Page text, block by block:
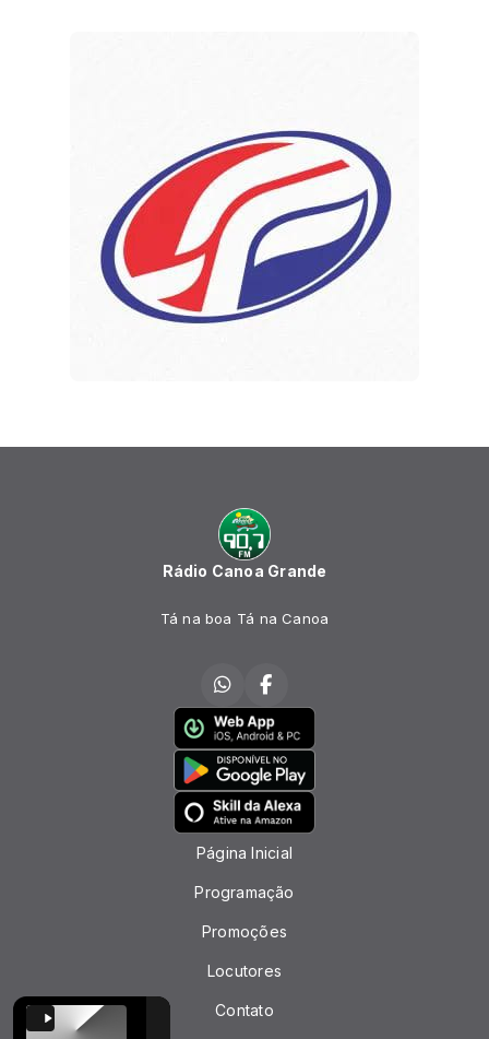
Rádio Canoa Grande
Tá na boa Tá na Canoa
Página Inicial
Programação
Promoções
Locutores
Contato